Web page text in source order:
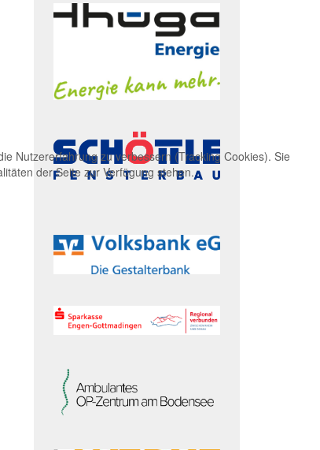
Nutzererfahrung zu verbessern (Tracking Cookies). Sie
der Seite zur Verfügung stehen.